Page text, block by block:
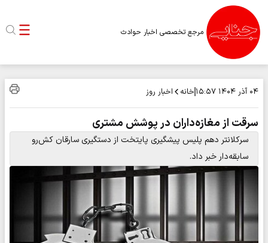
مرجع تخصصی اخبار حوادث
۰۴ آذر ۱۴۰۴ ۱۵:۵۷ خانه اخبار روز
سرقت از مغازه‌داران در پوشش مشتری
سرکلانتر دهم پلیس پیشگیری پایتخت از دستگیری سارقان کش‌رو
سابقه‌دار خبر داد.